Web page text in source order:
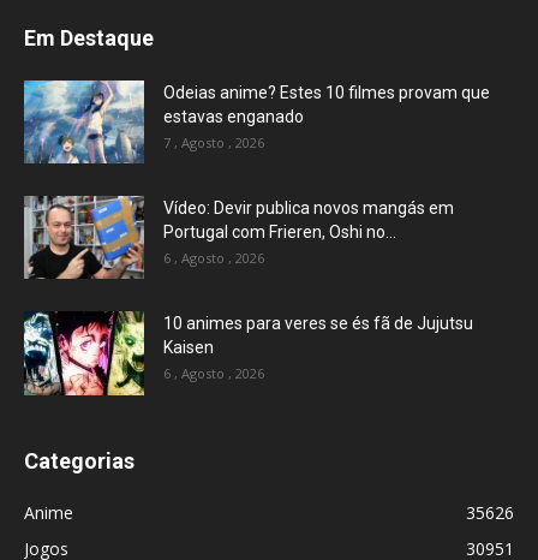
Em Destaque
Odeias anime? Estes 10 filmes provam que
estavas enganado
7 , Agosto , 2026
Vídeo: Devir publica novos mangás em
Portugal com Frieren, Oshi no...
6 , Agosto , 2026
10 animes para veres se és fã de Jujutsu
Kaisen
6 , Agosto , 2026
Categorias
Anime
35626
Jogos
30951